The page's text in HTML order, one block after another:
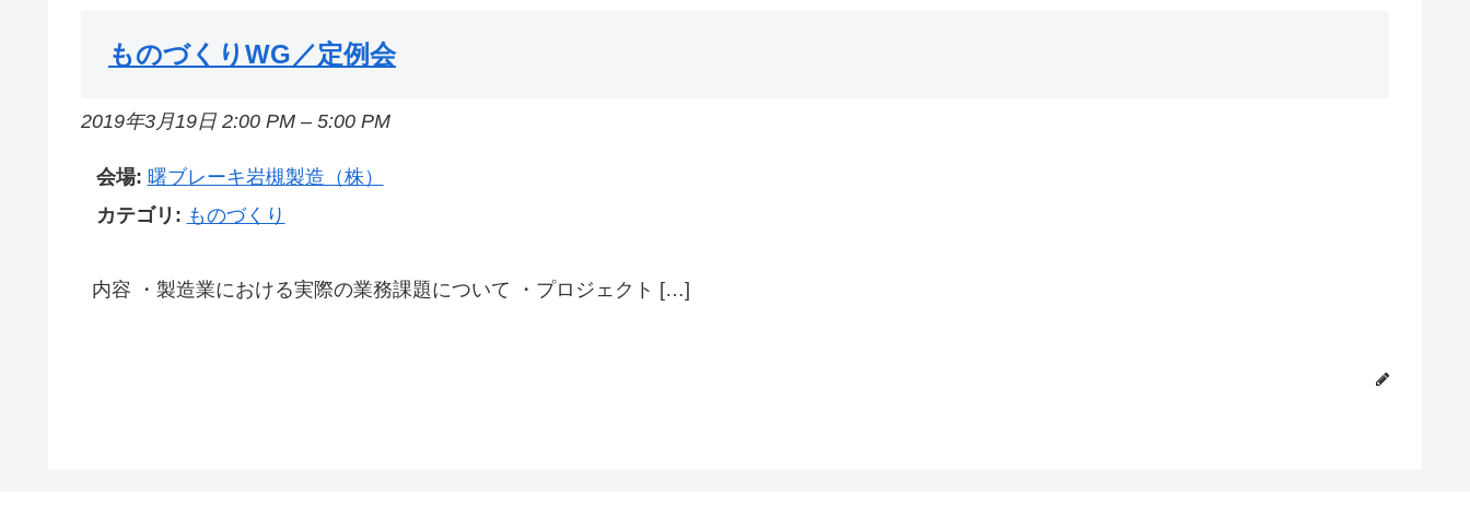
ものづくりWG／定例会
2019年3月19日 2:00 PM – 5:00 PM
会場: 曙ブレーキ岩槻製造（株）
カテゴリ: ものづくり
内容 ・製造業における実際の業務課題について ・プロジェクト […]